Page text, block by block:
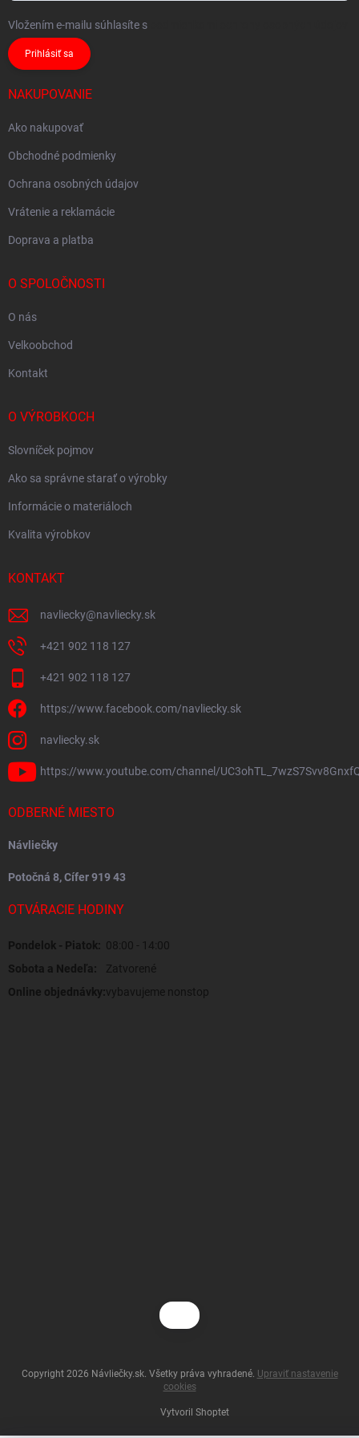
Vložením e-mailu súhlasíte s
Prihlásiť sa
NAKUPOVANIE
Ako nakupovať
Obchodné podmienky
Ochrana osobných údajov
Vrátenie a reklamácie
Doprava a platba
O SPOLOČNOSTI
O nás
Velkoobchod
Kontakt
O VÝROBKOCH
Slovníček pojmov
Ako sa správne starať o výrobky
Informácie o materiáloch
Kvalita výrobkov
KONTAKT
navliecky@navliecky.sk
+421 902 118 127
+421 902 118 127
https://www.facebook.com/navliecky.sk
navliecky.sk
https://www.youtube.com/channel/
ODBERNÉ MIESTO
Návliečky
Potočná 8, Cífer 919 43
OTVÁRACIE HODINY
Pondelok - Piatok: 08:00 - 14:00
Sobota a Nedeľa:
Zatvorené
Online objednávky:vybavujeme nonstop
Vytvoril Shoptet
Copyright 2026 Návliečky.sk. Všetky práva vyhradené. Upraviť nastavenie
cookies